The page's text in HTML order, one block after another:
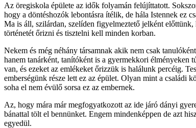
Az öregiskola épülete az idők folyamán felújíttatott.
hogy a döntéshozók lebontásra ítélik, de hála Istennek ez
Ma is áll, szilárdan, szelíden figyelmeztető jelként előttünk,
történetét őrizni és tisztelni kell minden korban.
Nekem és még néhány társamnak akik nem csak
hanem tanárként, tanítóként is a gyermekkori élményeken
van, és ezeket az emlékeket őrizzük is halálunk percéig.
emberségünk része lett ez az épület. Olyan mint a családi
soha el nem évülő sorsa ez az embernek.
Az, hogy mára már megfogyatkozott az ide járó dányi
bánattal tölt el bennünket. Engem mindenképpen de azt
egyedül.